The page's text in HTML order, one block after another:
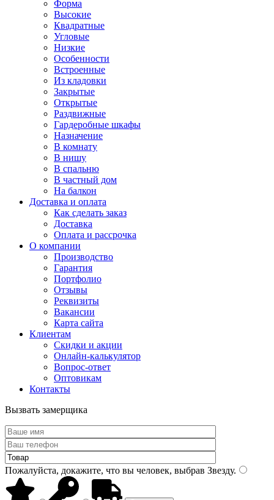
Форма
Высокие
Квадратные
Угловые
Низкие
Особенности
Встроенные
Из кладовки
Закрытые
Открытые
Раздвижные
Гардеробные шкафы
Назначение
В комнату
В нишу
В спальню
В частный дом
На балкон
Доставка и оплата
Как сделать заказ
Доставка
Оплата и рассрочка
О компании
Производство
Гарантия
Портфолио
Отзывы
Реквизиты
Вакансии
Карта сайта
Клиентам
Скидки и акции
Онлайн-калькулятор
Вопрос-ответ
Оптовикам
Контакты
Вызвать замерщика
Пожалуйста, докажите, что вы человек, выбрав Звезду.